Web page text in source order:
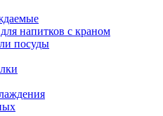
напитков с краном
посуды